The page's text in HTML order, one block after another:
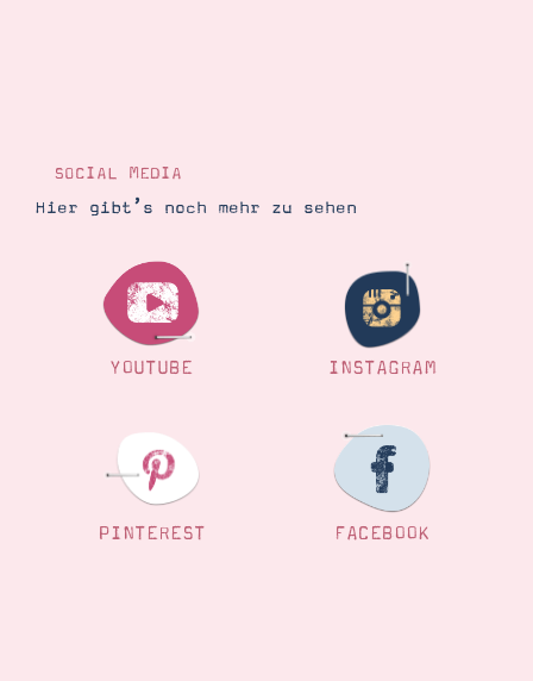
SOCIAL MEDIA
Hier gibt’s noch mehr zu sehen
YOUTUBE INSTAGRAM
PINTEREST FACEBOOK